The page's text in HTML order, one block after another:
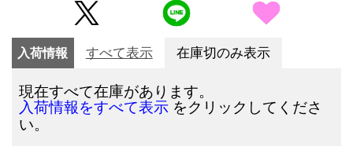
入荷情報 すべて表示 在庫切のみ表示
現在すべて在庫があります。
入荷情報をすべて表示 をクリックしてくださ
い。